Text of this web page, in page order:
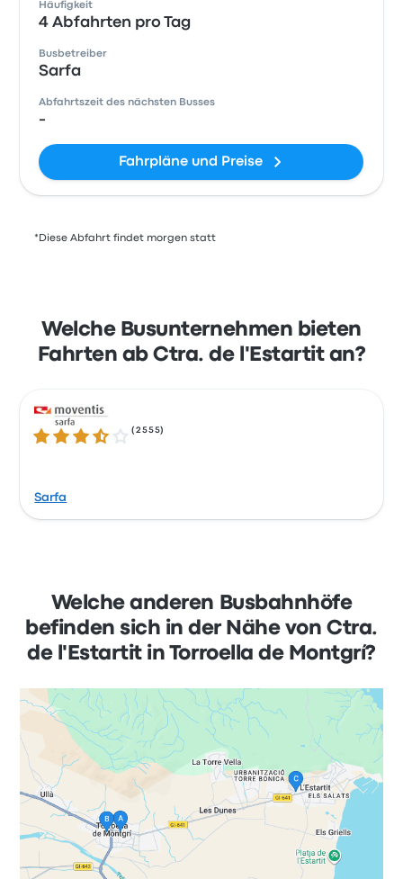
Häufigkeit
4 Abfahrten pro Tag
Busbetreiber
Sarfa
Abfahrtszeit des nächsten Busses
-
Fahrpläne und Preise
*Diese Abfahrt findet morgen statt
Welche Busunternehmen bieten
Fahrten ab Ctra. de l'Estartit an?
3.6 von 5 Sternen
(2555)
Sarfa
Welche anderen Busbahnhöfe
befinden sich in der Nähe von Ctra.
de l'Estartit in Torroella de Montgrí?